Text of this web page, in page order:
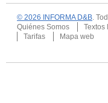
© 2026 INFORMA D&B.
Quiénes Somos
Textos
Tarifas
Mapa web